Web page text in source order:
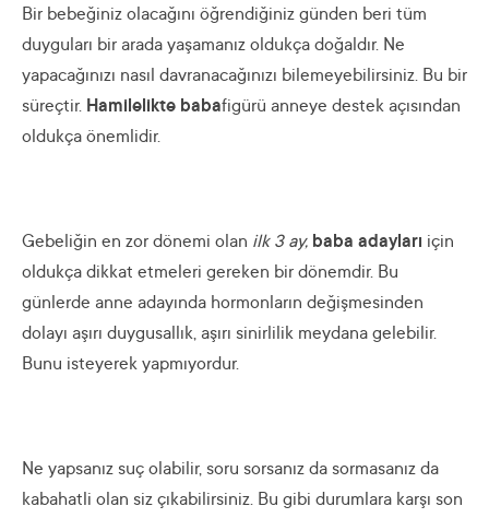
Bir bebeğiniz olacağını öğrendiğiniz günden beri tüm
duyguları bir arada yaşamanız oldukça doğaldır. Ne
yapacağınızı nasıl davranacağınızı bilemeyebilirsiniz. Bu bir
süreçtir. Hamilelikte babafigürü anneye destek açısından
oldukça önemlidir.
Gebeliğin en zor dönemi olan ilk 3 ay, baba adayları için
oldukça dikkat etmeleri gereken bir dönemdir. Bu
günlerde anne adayında hormonların değişmesinden
dolayı aşırı duygusallık, aşırı sinirlilik meydana gelebilir.
Bunu isteyerek yapmıyordur.
Ne yapsanız suç olabilir, soru sorsanız da sormasanız da
kabahatli olan siz çıkabilirsiniz. Bu gibi durumlara karşı son